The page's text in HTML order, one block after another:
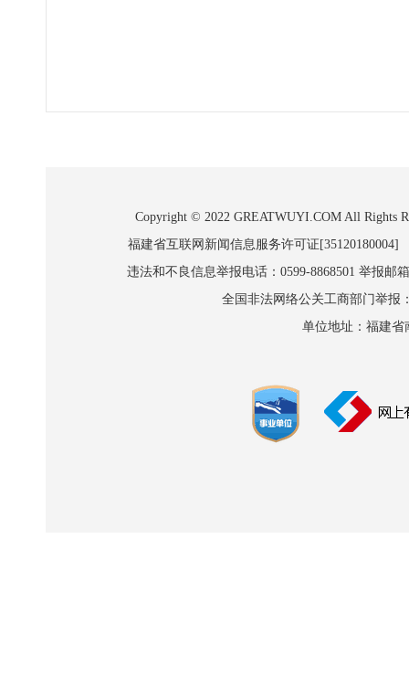
Copyright © 2022 GREATWUYI.COM All Rights
福建省互联网新闻信息服务许可证
违法和不良信息举报电话：0599-8868501 举报邮
全国非法网络公关工商部门举报
单位地址：福建省